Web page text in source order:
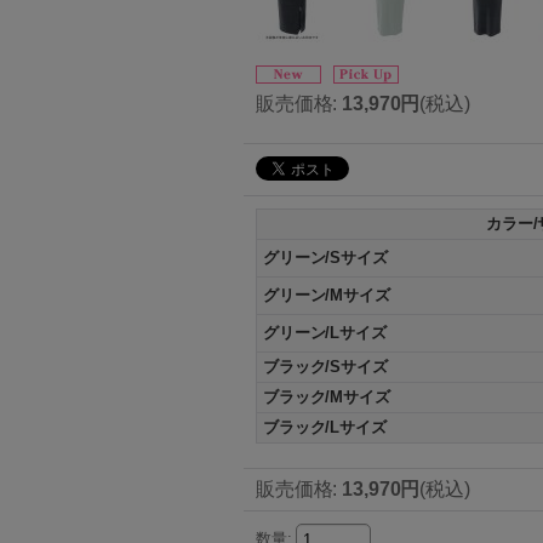
販売価格: 13,970円 (税込)
カラー/
グリーン/Sサイズ
グリーン/Mサイズ
グリーン/Lサイズ
ブラック/Sサイズ
ブラック/Mサイズ
ブラック/Lサイズ
販売価格: 13,970円 (税込)
数量: